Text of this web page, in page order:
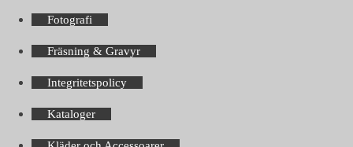
Fotografi
Fräsning & Gravyr
Integritetspolicy
Kataloger